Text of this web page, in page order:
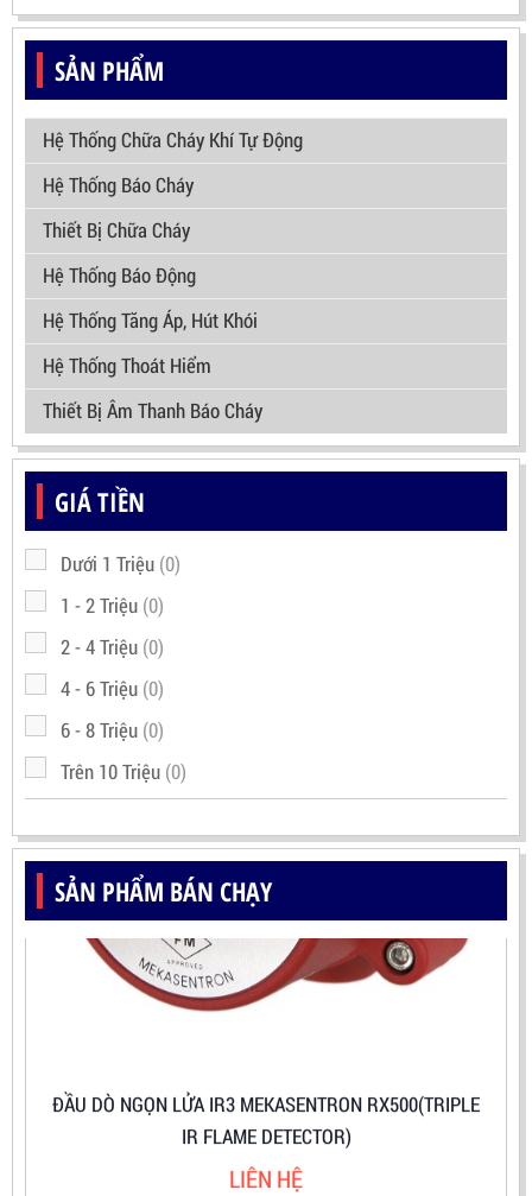
SẢN PHẨM
Hệ Thống Chữa Cháy Khí Tự Động
Hệ Thống Báo Cháy
Thiết Bị Chữa Cháy
Hệ Thống Báo Động
Hệ Thống Tăng Áp, Hút Khói
Hệ Thống Thoát Hiểm
Thiết Bị Âm Thanh Báo Cháy
GIÁ TIỀN
Dưới 1 Triệu (0)
1 - 2 Triệu (0)
2 - 4 Triệu (0)
4 - 6 Triệu (0)
6 - 8 Triệu (0)
Trên 10 Triệu (0)
SẢN PHẨM BÁN CHẠY
LIÊN HỆ
Mã sản phẩm: RX500